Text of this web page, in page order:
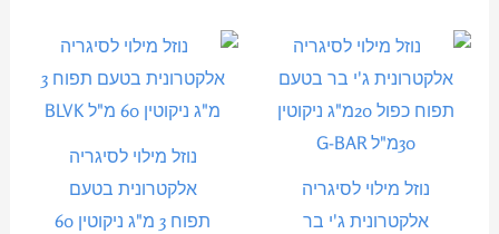
נוזל מילוי לסיגריה
אלקטרונית ג'י בר
נוזל מילוי לסיגריה
אלקטרונית בטעם
תפוח 3 מ"ג ניקוטין 60